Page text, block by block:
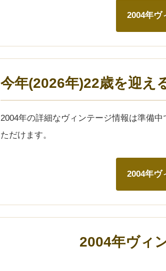
2004年ヴ
今年(2026年)22歳を迎え
2004年の詳細なヴィンテージ情報は準備
ただけます。
2004年ヴ
2004年ヴィ